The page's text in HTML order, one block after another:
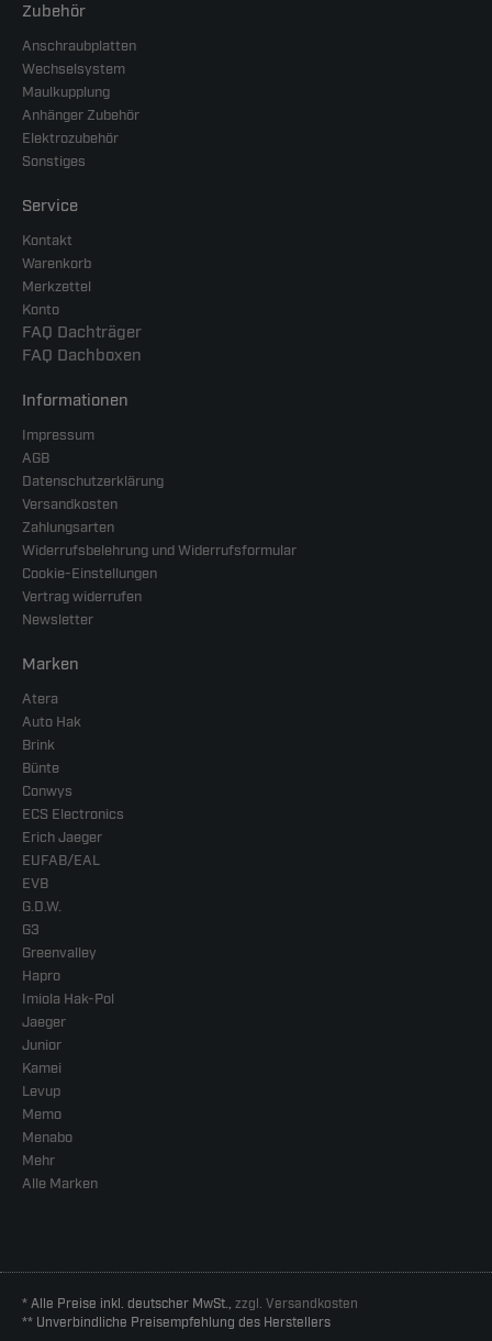
Zubehör
Anschraubplatten
Wechselsystem
Maulkupplung
Anhänger Zubehör
Elektrozubehör
Sonstiges
Service
Kontakt
Warenkorb
Merkzettel
Konto
FAQ Dachträger
FAQ Dachboxen
Informationen
Impressum
AGB
Datenschutzerklärung
Versandkosten
Zahlungsarten
Widerrufsbelehrung und Widerrufsformular
Cookie-Einstellungen
Vertrag widerrufen
Newsletter
Marken
Atera
Auto Hak
Brink
Bünte
Conwys
ECS Electronics
Erich Jaeger
EUFAB/EAL
EVB
G.D.W.
G3
Greenvalley
Hapro
Imiola Hak-Pol
Jaeger
Junior
Kamei
Levup
Memo
Menabo
Mehr
Alle Marken
* Alle Preise inkl. deutscher MwSt., zzgl. Versandkosten
** Unverbindliche Preisempfehlung des Herstellers